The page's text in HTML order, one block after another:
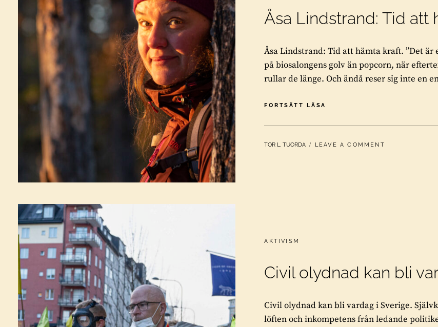
Åsa Lindstrand: Tid att
Åsa Lindstrand: Tid att hämta kraft. ”Det
på biosalongens golv än popcorn, när
rullar de länge. Och ändå reser sig inte en
FORTSÄTT LÄSA
TID
HÄMTA
BY
TOR L. TUORDA LEAVE A COMMENT
CATEGORIES:
AKTIVISM
Civil olydnad kan bli
Civil olydnad kan bli vardag i Sverige.
löften och inkompetens från ledande